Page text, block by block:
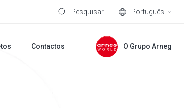
Pesquisar Português
Contactos O Grupo Arneg